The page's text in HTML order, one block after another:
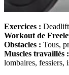
Exercices :
Workout de
Obstacles : Tous,
Muscles travaillés :
lombaires, fessiers,